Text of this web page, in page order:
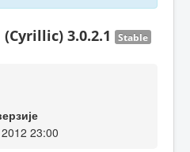
3.0.2.1 Stable
23:00